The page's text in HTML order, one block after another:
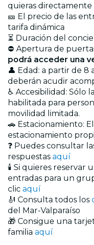
quieras
🎫 El precio de las
tarifa dinámica
⏳ Duración del
⛔ Apertura de
podrá acceder una
👤 Edad: a partir de 8
deberán acudir
♿ Accesibilidad: Sólo
habilitada para
movilidad limitada.
🚗 Estacionamiento:
estacionamiento
❓ Puedes consultar
respuestas aquí
🕯️ Si quieres reservar
entradas para un
clic aquí
🎻 Consulta todos los
del Mar-Valparaíso
🎁 Consigue una
familia aquí